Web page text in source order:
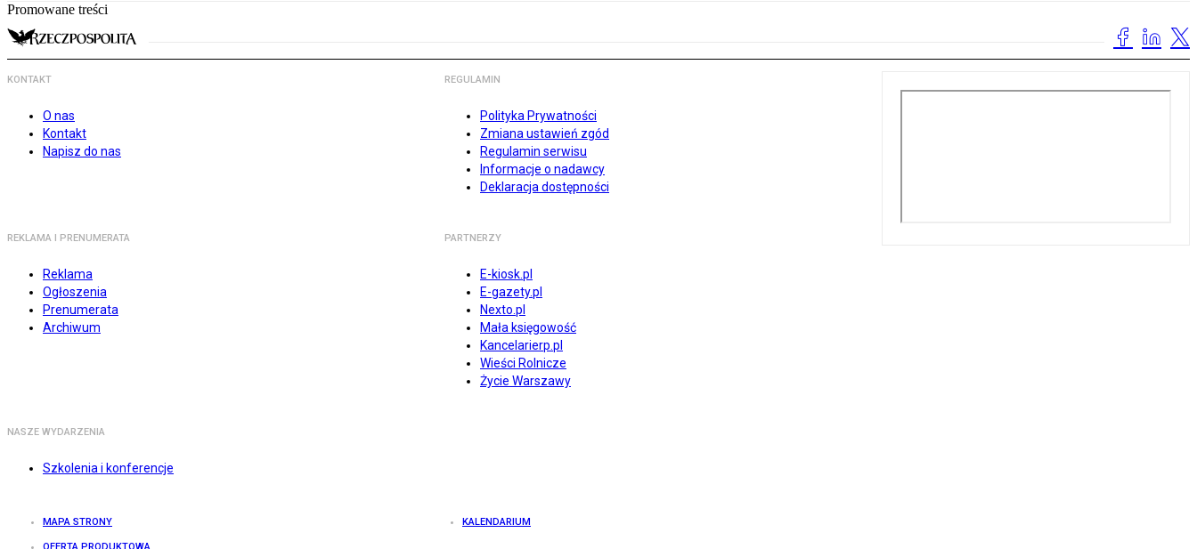
Promowane treści
KONTAKT
O nas
Kontakt
Napisz do nas
REGULAMIN
Polityka Prywatności
Zmiana ustawień zgód
Regulamin serwisu
Informacje o nadawcy
Deklaracja dostępności
REKLAMA I PRENUMERATA
Reklama
Ogłoszenia
Prenumerata
Archiwum
PARTNERZY
E-kiosk.pl
E-gazety.pl
Nexto.pl
Mała księgowość
Kancelarierp.pl
Wieści Rolnicze
Życie Warszawy
NASZE WYDARZENIA
Szkolenia i konferencje
MAPA STRONY KALENDARIUM